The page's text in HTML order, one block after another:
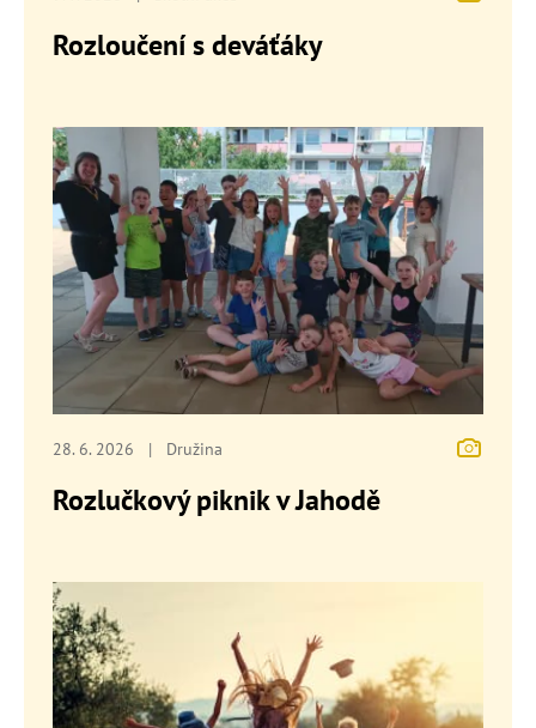
Rozloučení s deváťáky
28. 6. 2026 | Družina
Rozlučkový piknik v Jahodě